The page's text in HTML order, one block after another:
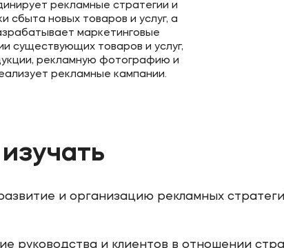
рекламные стратегии и
сбыта новых товаров и услуг, а
маркетинговые
существующих товаров и услуг,
рекламную фотографию и
рекламные кампании.
и организацию рекламных
руководства и клиентов в отношении